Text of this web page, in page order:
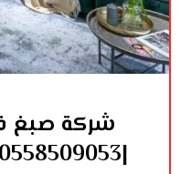
شركة صبغ
|0558509053| دهانات واصباغ